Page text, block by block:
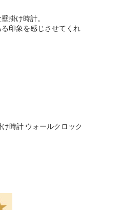
掛け時計。
印象を感じさせてくれ
時計 ウォールクロック